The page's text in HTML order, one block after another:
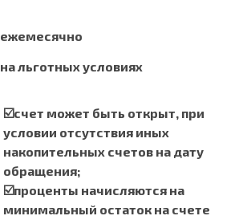
ежемесячно
на льготных условиях
☑️счет может быть открыт, при
условии отсутствия иных
накопительных счетов на дату
обращения;
☑️проценты начисляются на
минимальный остаток на счете